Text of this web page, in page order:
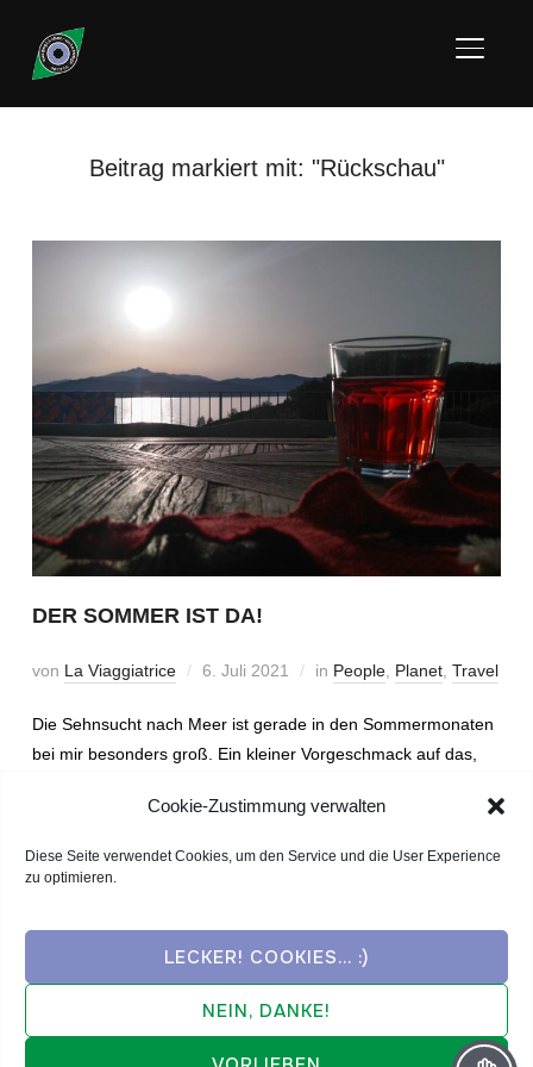
Cookie-Zustimmung verwalten
Diese Seite verwendet Cookies, um den Service und die User Experience
zu optimieren.
LECKER! COOKIES... :)
NEIN, DANKE!
Beitrag markiert mit: "Rückschau"
DER SOMMER IST DA!
von La Viaggiatrice 6. Juli 2021 in People, Planet, Travel
Die Sehnsucht nach Meer ist gerade in den Sommermonaten
bei mir besonders groß. Ein kleiner Vorgeschmack auf das,
WEITERLESEN